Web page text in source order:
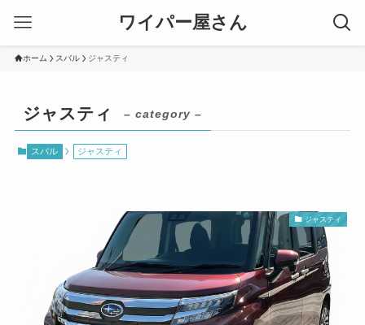
ワイパー屋さん
ホーム スバル ジャスティ
ジャスティ – category –
スバル ジャスティ
ジャスティ